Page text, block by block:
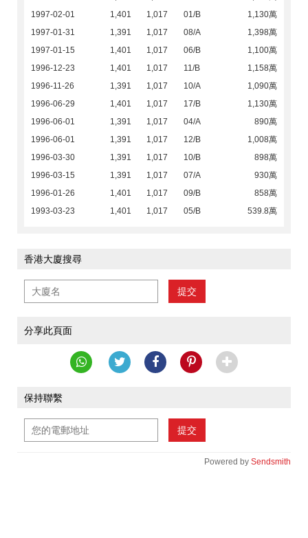
1997-02-01
1,401 1,017 01/B
1,130萬
1997-01-31
1,391 1,017 08/A
1,398萬
1997-01-15
1,401 1,017 06/B
1,100萬
1996-12-23
1,401 1,017 11/B
1,158萬
1996-11-26
1,391 1,017 10/A
1,090萬
1996-06-29
1,401 1,017 17/B
1,130萬
1996-06-01
1,391 1,017 04/A
890萬
1996-06-01
1,391 1,017 12/B
1,008萬
1996-03-30
1,391 1,017 10/B
898萬
1996-03-15
1,391 1,017 07/A
930萬
1996-01-26
1,401 1,017 09/B
858萬
1993-03-23
1,401 1,017 05/B 539.8萬
香港大廈搜尋
提交
分享此頁面
保持聯繫
提交
Powered by Sendsmith